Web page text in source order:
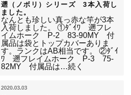
遡（ノボリ）シリーズ 3本入荷し
ました。
なんとも珍しい真っ赤な竿が3本
入荷しました。 ①ﾀﾞｲﾜ 遡フレ
イムホーク P-2 83-90MY 付
属品は袋とトップカバーありま
す。ランクはAB相当です。 ②ﾀﾞｲ
ﾜ 遡フレイムホーク P-3 75-
82MY 付属品は…続く
2020.03.03